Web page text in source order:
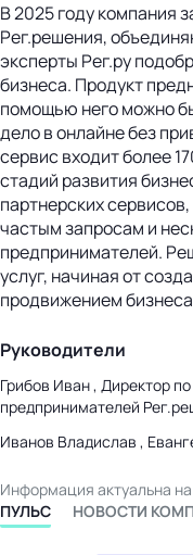
В 2025 году компания
Рег.решения,
эксперты Рег.ру
бизнеса. Продукт
помощью него можно
дело в онлайне без
сервис входит более
стадий развития
партнерских
частым запросам и
предпринимателей.
услуг, начиная от
продвижением
Руководители
Грибов Иван , Директор
предпринимателей
Иванов Владислав ,
Информация актуальна
ПУЛЬС
НОВОСТИ